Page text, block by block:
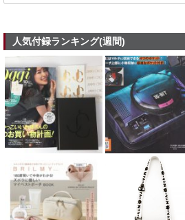
人気付録ランキング(週間)